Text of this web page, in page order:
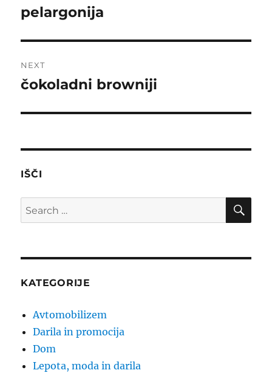
navigation
Previous
pelargonija
NEXT
Next
čokoladni browniji
IŠČI
Search
for:
KATEGORIJE
Avtomobilizem
Darila in promocija
Dom
Lepota, moda in darila